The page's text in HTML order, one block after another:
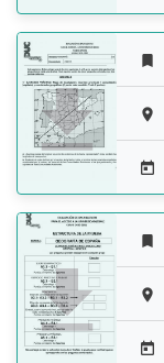







